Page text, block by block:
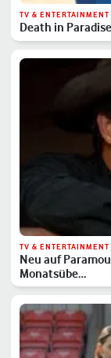
TV & ENTERTAINMENT
Death in
TV & ENTERTAINMENT
Neu auf
Monatsübe…